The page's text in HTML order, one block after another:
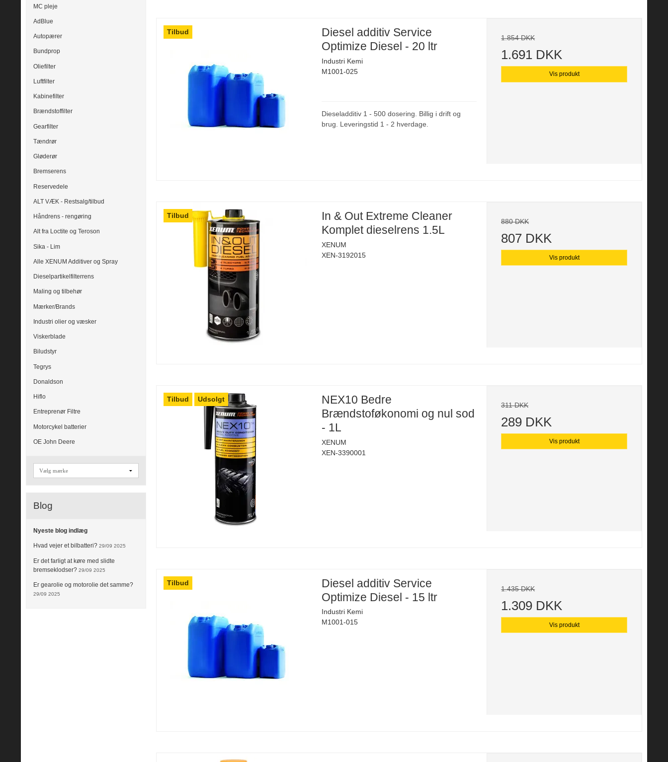
MC pleje
AdBlue
Autopærer
Bundprop
Oliefilter
Luftfilter
Kabinefilter
Brændstoffilter
Gearfilter
Tændrør
Gløderør
Bremserens
Reservedele
ALT VÆK - Restsalg/tilbud
Håndrens - rengøring
Alt fra Loctite og Teroson
Sika - Lim
Alle XENUM Additiver og Spray
Dieselpartikelfilterrens
Maling og tilbehør
Mærker/Brands
Industri olier og væsker
Viskerblade
Biludstyr
Tegrys
Donaldson
Hiflo
Entreprenør Filtre
Motorcykel batterier
OE John Deere
Blog
Nyeste blog indlæg
Hvad vejer et bilbatteri? 29/09 2025
Er det farligt at køre med slidte
bremseklodser? 29/09 2025
Er gearolie og motorolie det samme?
29/09 2025
Tilbud
Diesel additiv Service
Optimize Diesel - 20 ltr
Industri Kemi
M1001-025
Dieseladditiv 1 - 500 dosering. Billig i drift og
brug. Leveringstid 1 - 2 hverdage.
1.854 DKK
1.691 DKK
Vis produkt
Tilbud
In & Out Extreme Cleaner
Komplet dieselrens 1.5L
XENUM
XEN-3192015
880 DKK
807 DKK
Vis produkt
Tilbud Udsolgt
NEX10 Bedre
Brændstoføkonomi og nul sod
- 1L
XENUM
XEN-3390001
311 DKK
289 DKK
Vis produkt
Tilbud
Diesel additiv Service
Optimize Diesel - 15 ltr
Industri Kemi
M1001-015
1.435 DKK
1.309 DKK
Vis produkt